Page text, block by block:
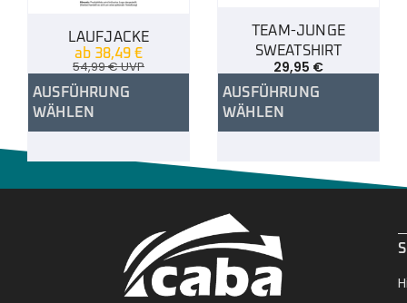
LAUFJACKE
ab 38,49 €
54,99€UVP
AUSFÜHRUNG
WÄHLEN
TEAM-JUNGE
SWEATSHIRT
29,95 €
AUSFÜHRUNG
WÄHLEN